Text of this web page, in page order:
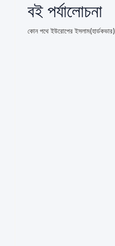
বই পর্যালোচনা
কোন পথে ইউরোপের ইসলাম(হার্ডকভার)